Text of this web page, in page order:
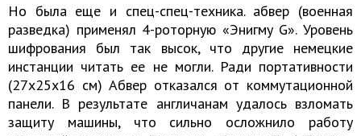
Но была еще и спец-спец-техника. абвер (военная
разведка) применял 4-роторную «Энигму G». Уровень
шифрования был так высок, что другие немецкие
инстанции читать ее не могли. Ради портативности
(27x25x16 см) Абвер отказался от коммутационной
панели. В результате англичанам удалось взломать
защиту машины, что сильно осложнило работу